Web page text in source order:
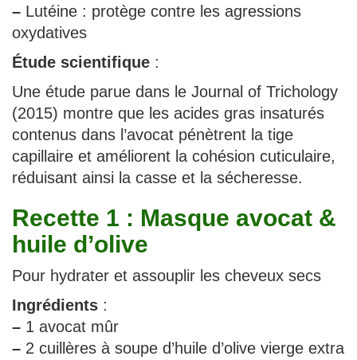
– Lutéine : protège contre les agressions
oxydatives
Étude scientifique :
Une étude parue dans le Journal of Trichology
(2015) montre que les acides gras insaturés
contenus dans l’avocat pénètrent la tige
capillaire et améliorent la cohésion cuticulaire,
réduisant ainsi la casse et la sécheresse.
Recette 1 : Masque avocat &
huile d’olive
Pour hydrater et assouplir les cheveux secs
Ingrédients :
– 1 avocat mûr
– 2 cuillères à soupe d’huile d’olive vierge extra